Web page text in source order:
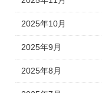
2025年10月
2025年9月
2025年8月